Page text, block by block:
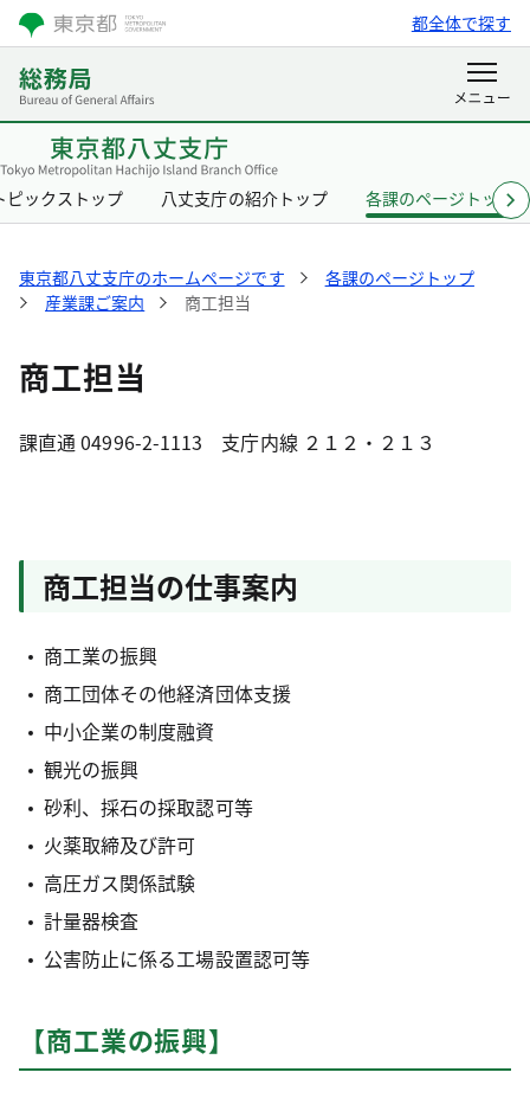
都全体で探す
ピックストップ 八丈支庁の紹介トップ 各課のページトップ
東京都八丈支庁のホームページです
各課のページトップ
産業課ご案内
商工担当
商工担当
課直通 04996-2-1113 支庁内線 ２１２・２１３
商工担当の仕事案内
商工業の振興
商工団体その他経済団体支援
中小企業の制度融資
観光の振興
砂利、採石の採取認可等
火薬取締及び許可
高圧ガス関係試験
計量器検査
公害防止に係る工場設置認可等
【商工業の振興】